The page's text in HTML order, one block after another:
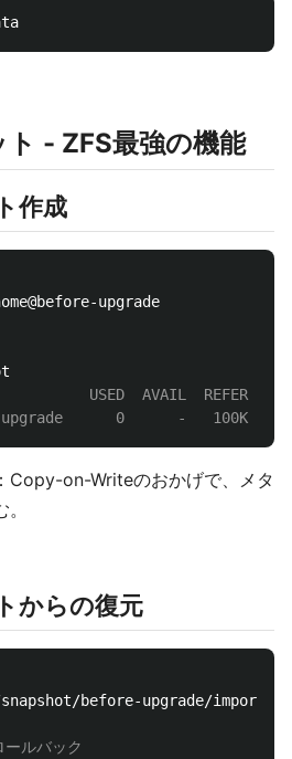
- ZFS最強の機能
作成
upgrade
USED  AVAIL  REFER
upgrade      0      -   100K  -
：Copy-on-Writeのおかげで、メタ
からの復元
before-upgrade/
ルバック